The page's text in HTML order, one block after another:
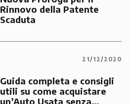
Rinnovo della Patente
Scaduta
21/12/2020
Guida completa e consigli
utili su come acquistare
un’Auto Usata senza